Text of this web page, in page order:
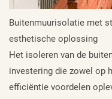
Buitenmuurisolatie met
esthetische oplossing
Het isoleren van de
investering die zowel op
efficiëntie voordelen